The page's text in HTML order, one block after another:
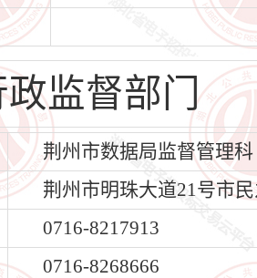
政监督部门
荆州市数据局监督管理科
荆州市明珠大道21号市
0716-8217913
0716-8268666